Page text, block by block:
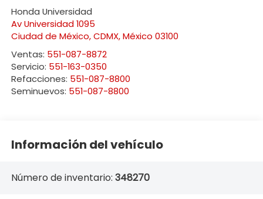
Honda Universidad
Av Universidad 1095
Ciudad de México,CDMX, México 03100
Ventas: 551-087-8872
Servicio: 551-163-0350
Refacciones: 551-087-8800
Seminuevos: 551-087-8800
Información del vehículo
Número de inventario: 348270